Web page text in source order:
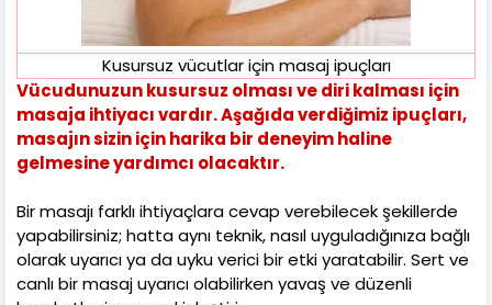
Kusursuz vücutlar için masaj ipuçları
Vücudunuzun kusursuz olması ve diri kalması için
masaja ihtiyacı vardır. Aşağıda verdiğimiz ipuçları,
masajın sizin için harika bir deneyim haline
gelmesine yardımcı olacaktır.
Bir masajı farklı ihtiyaçlara cevap verebilecek şekillerde
yapabilirsiniz; hatta aynı teknik, nasıl uyguladığınıza bağlı
olarak uyarıcı ya da uyku verici bir etki yaratabilir. Sert ve
canlı bir masaj uyarıcı olabilirken yavaş ve düzenli